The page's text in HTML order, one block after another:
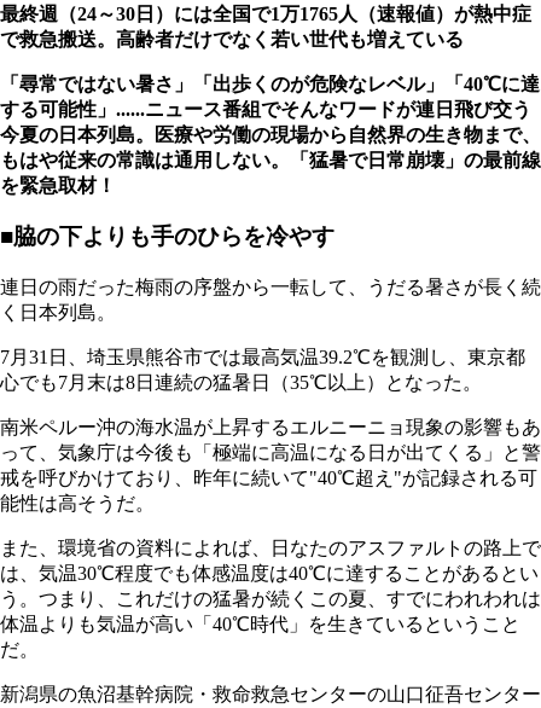
最終週（24～30日）には全国で1万1765人（速報値）が熱中症
で救急搬送。高齢者だけでなく若い世代も増えている
「尋常ではない暑さ」「出歩くのが危険なレベル」「40℃に達
する可能性」......ニュース番組でそんなワードが連日飛び交う
今夏の日本列島。医療や労働の現場から自然界の生き物まで、
もはや従来の常識は通用しない。「猛暑で日常崩壊」の最前線
を緊急取材！
■脇の下よりも手のひらを冷やす
連日の雨だった梅雨の序盤から一転して、うだる暑さが長く続
く日本列島。
7月31日、埼玉県熊谷市では最高気温39.2℃を観測し、東京都
心でも7月末は8日連続の猛暑日（35℃以上）となった。
南米ペルー沖の海水温が上昇するエルニーニョ現象の影響もあ
って、気象庁は今後も「極端に高温になる日が出てくる」と警
戒を呼びかけており、昨年に続いて"40℃超え"が記録される可
能性は高そうだ。
また、環境省の資料によれば、日なたのアスファルトの路上で
は、気温30℃程度でも体感温度は40℃に達することがあるとい
う。つまり、これだけの猛暑が続くこの夏、すでにわれわれは
体温よりも気温が高い「40℃時代」を生きているということ
だ。
新潟県の魚沼基幹病院・救命救急センターの山口征吾センター